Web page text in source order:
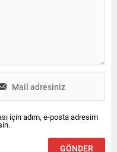
için adım, e-posta adresim